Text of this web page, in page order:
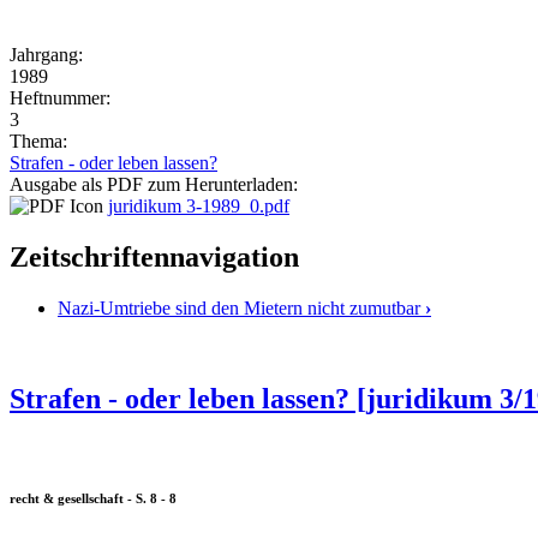
Jahrgang:
1989
Heftnummer:
3
Thema:
Strafen - oder leben lassen?
Ausgabe als PDF zum Herunterladen:
juridikum 3-1989_0.pdf
Zeitschriftennavigation
Nazi-Umtriebe sind den Mietern nicht zumutbar ›
Strafen - oder leben lassen? [juridikum 3/
recht & gesellschaft - S. 8 - 8